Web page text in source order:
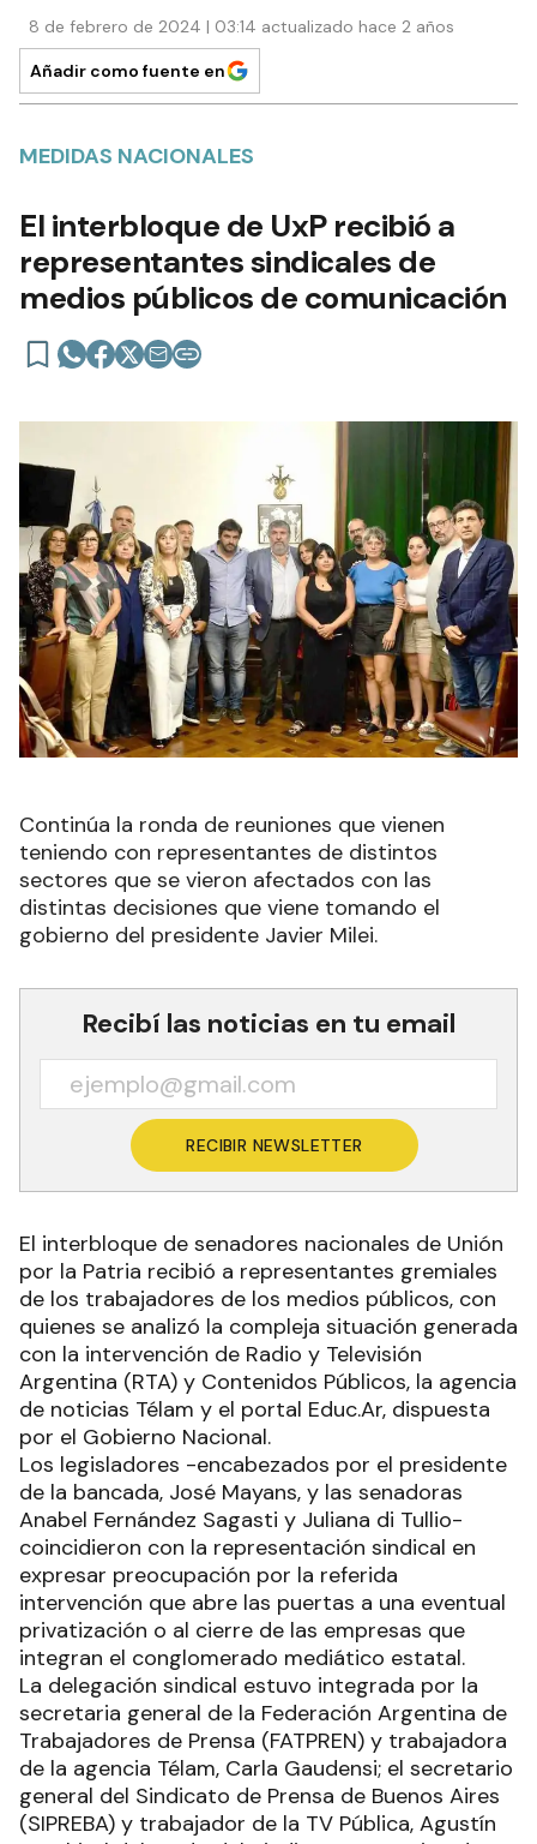
8 de febrero de 2024 | 03:14 actualizado hace 2 años
Añadir como fuente en
MEDIDAS NACIONALES
El interbloque de UxP recibió a
representantes sindicales de
medios públicos de comunicación
Continúa la ronda de reuniones que vienen
teniendo con representantes de distintos
sectores que se vieron afectados con las
distintas decisiones que viene tomando el
gobierno del presidente Javier Milei.
Recibí las noticias en tu email
RECIBIR NEWSLETTER
El interbloque de senadores nacionales de Unión
por la Patria recibió a representantes gremiales
de los trabajadores de los medios públicos, con
quienes se analizó la compleja situación generada
con la intervención de Radio y Televisión
Argentina (RTA) y Contenidos Públicos, la agencia
de noticias Télam y el portal Educ.Ar, dispuesta
por el Gobierno Nacional.
Los legisladores -encabezados por el presidente
de la bancada, José Mayans, y las senadoras
Anabel Fernández Sagasti y Juliana di Tullio-
coincidieron con la representación sindical en
expresar preocupación por la referida
intervención que abre las puertas a una eventual
privatización o al cierre de las empresas que
integran el conglomerado mediático estatal.
La delegación sindical estuvo integrada por la
secretaria general de la Federación Argentina de
Trabajadores de Prensa (FATPREN) y trabajadora
de la agencia Télam, Carla Gaudensi; el secretario
general del Sindicato de Prensa de Buenos Aires
(SIPREBA) y trabajador de la TV Pública, Agustín